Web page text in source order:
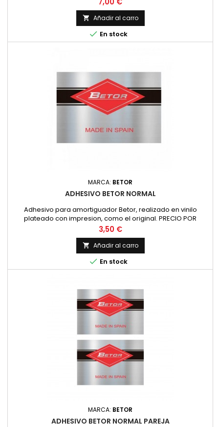
 Añadir al carro
 En stock
MARCA: BETOR
ADHESIVO BETOR NORMAL
Adhesivo para amortiguador Betor, realizado en vinilo
plateado con impresion, como el original. PRECIO POR
UNIDAD
Precio
3,50 €
 Añadir al carro
 En stock
MARCA: BETOR
ADHESIVO BETOR NORMAL PAREJA